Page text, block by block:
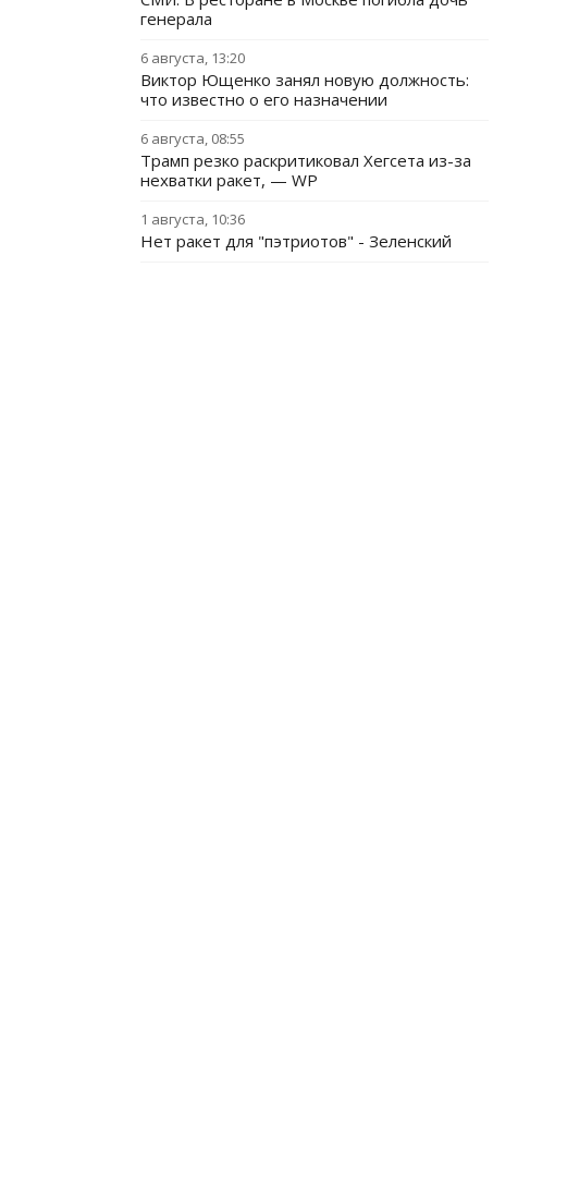
генерала
6 августа, 13:20
Виктор Ющенко занял новую должность:
что известно о его назначении
6 августа, 08:55
Трамп резко раскритиковал Хегсета из-за
нехватки ракет, — WP
1 августа, 10:36
Нет ракет для "пэтриотов" - Зеленский